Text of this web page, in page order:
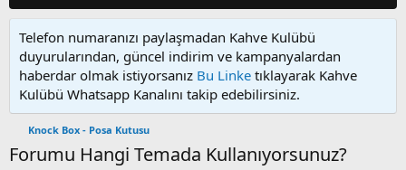
Telefon numaranızı paylaşmadan Kahve Kulübü
duyurularından, güncel indirim ve kampanyalardan
haberdar olmak istiyorsanız Bu Linke tıklayarak Kahve
Kulübü Whatsapp Kanalını takip edebilirsiniz.
Knock Box - Posa Kutusu
Forumu Hangi Temada Kullanıyorsunuz?